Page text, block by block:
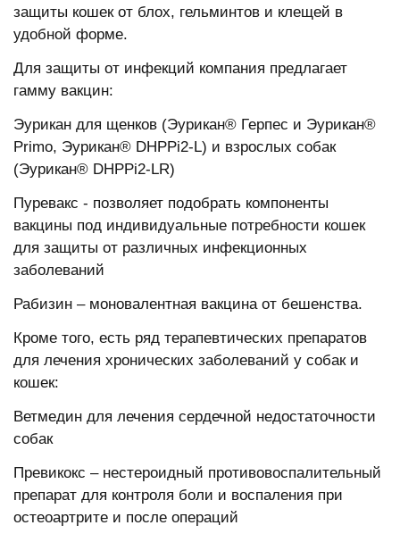
защиты кошек от блох, гельминтов и клещей в
удобной форме.
Для защиты от инфекций компания предлагает
гамму вакцин:
Эурикан для щенков (Эурикан® Герпес и Эурикан®
Primo, Эурикан® DHPPi2-L) и взрослых собак
(Эурикан® DHPPi2-LR)
Пуревакс - позволяет подобрать компоненты
вакцины под индивидуальные потребности кошек
для защиты от различных инфекционных
заболеваний
Рабизин – моновалентная вакцина от бешенства.
Кроме того, есть ряд терапевтических препаратов
для лечения хронических заболеваний у собак и
кошек:
Ветмедин для лечения сердечной недостаточности
собак
Превикокс – нестероидный противовоспалительный
препарат для контроля боли и воспаления при
остеоартрите и после операций